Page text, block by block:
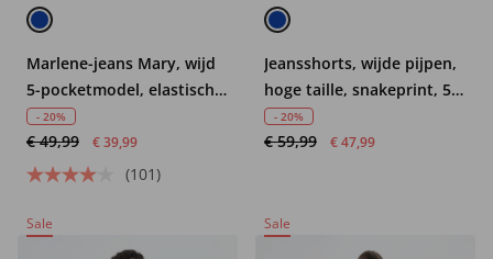
Marlene-jeans Mary, wijd
5-pocketmodel, elastische
tailleband
- 20%
€ 49,99 € 39,99
(101)
Jeansshorts, wijde pijpen,
hoge taille, snakeprint, 5-
pocket
- 20%
€ 59,99 € 47,99
Sale Sale